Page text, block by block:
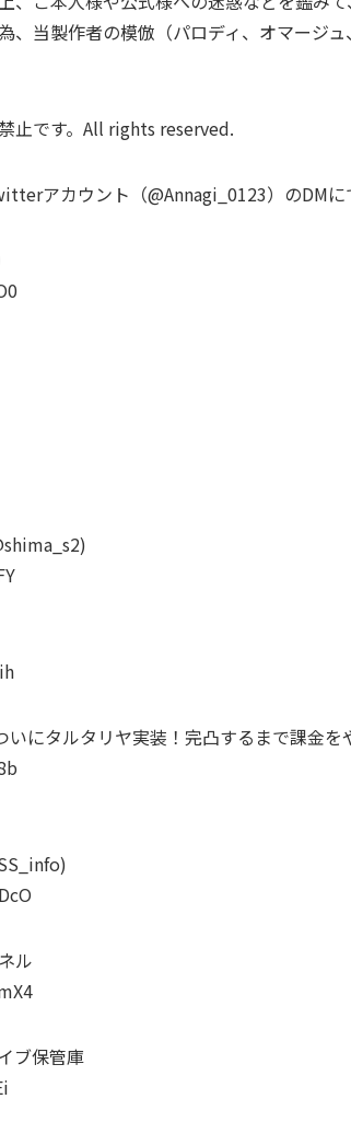
、当製作者の模倣（パロディ、オマージ
止です。All rights reserved.
アカウント（@Annagi_0123）のDMに
いにタルタリヤ実装！完凸するまで課金を
ル
ブ保管庫